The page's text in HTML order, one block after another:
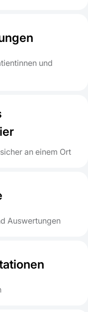
und
an einem Ort
Auswertungen